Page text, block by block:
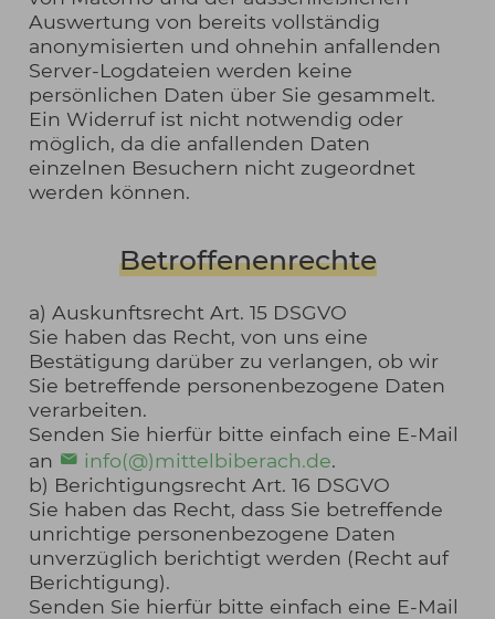
Auswertung von bereits vollständig
anonymisierten und ohnehin anfallenden
Server-Logdateien werden keine
persönlichen Daten über Sie gesammelt.
Ein Widerruf ist nicht notwendig oder
möglich, da die anfallenden Daten
einzelnen Besuchern nicht zugeordnet
werden können.
Betroffenenrechte
a) Auskunftsrecht Art. 15 DSGVO
Sie haben das Recht, von uns eine
Bestätigung darüber zu verlangen, ob wir
Sie betreffende personenbezogene Daten
verarbeiten.
Senden Sie hierfür bitte einfach eine E-Mail
an
info(@)mittelbiberach.de.
b) Berichtigungsrecht Art. 16 DSGVO
Sie haben das Recht, dass Sie betreffende
unrichtige personenbezogene Daten
unverzüglich berichtigt werden (Recht auf
Berichtigung).
Senden Sie hierfür bitte einfach eine E-Mail